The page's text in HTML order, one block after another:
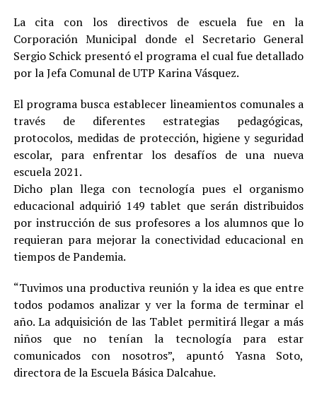
La cita con los directivos de escuela fue en la
Corporación Municipal donde el Secretario General
Sergio Schick presentó el programa el cual fue detallado
por la Jefa Comunal de UTP Karina Vásquez.
El programa busca establecer lineamientos comunales a
través de diferentes estrategias pedagógicas,
protocolos, medidas de protección, higiene y seguridad
escolar, para enfrentar los desafíos de una nueva
escuela 2021.
Dicho plan llega con tecnología pues el organismo
educacional adquirió 149 tablet que serán distribuidos
por instrucción de sus profesores a los alumnos que lo
requieran para mejorar la conectividad educacional en
tiempos de Pandemia.
“Tuvimos una productiva reunión y la idea es que entre
todos podamos analizar y ver la forma de terminar el
año. La adquisición de las Tablet permitirá llegar a más
niños que no tenían la tecnología para estar
comunicados con nosotros”, apuntó Yasna Soto,
directora de la Escuela Básica Dalcahue.